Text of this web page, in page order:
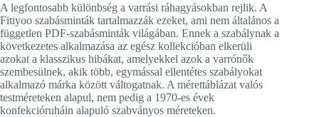
A legfontosabb különbség a varrási ráhagyásokban rejlik. A
Fitiyoo szabásminták tartalmazzák ezeket, ami nem általános a
független PDF-szabásminták világában. Ennek a szabálynak a
következetes alkalmazása az egész kollekcióban elkerüli
azokat a klasszikus hibákat, amelyekkel azok a varrónők
szembesülnek, akik több, egymással ellentétes szabályokat
alkalmazó márka között váltogatnak. A mérettáblázat valós
testméreteken alapul, nem pedig a 1970-es évek
konfekcióruháin alapuló szabványos méreteken.